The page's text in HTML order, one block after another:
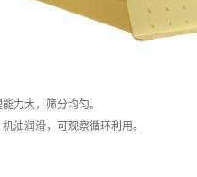
力大，筛分均匀。
油润滑，可观察循环利用。